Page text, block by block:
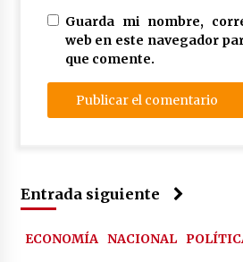
Guarda mi nombre,
web en este navegador
que comente.
Entrada siguiente
ECONOMÍA NACIONAL